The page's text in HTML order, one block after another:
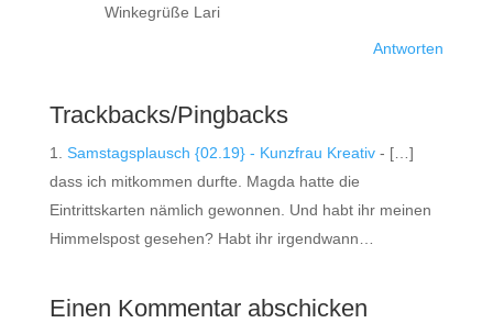
Winkegrüße Lari
Antworten
Trackbacks/Pingbacks
Samstagsplausch {02.19} - Kunzfrau Kreativ- […]
dass ich mitkommen durfte. Magda hatte die
Eintrittskarten nämlich gewonnen. Und habt ihr meinen
Himmelspost gesehen? Habt ihr irgendwann…
Einen Kommentar abschicken